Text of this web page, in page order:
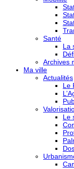
Santé
La
Archives
Ma ville
Actualités
Le
Le